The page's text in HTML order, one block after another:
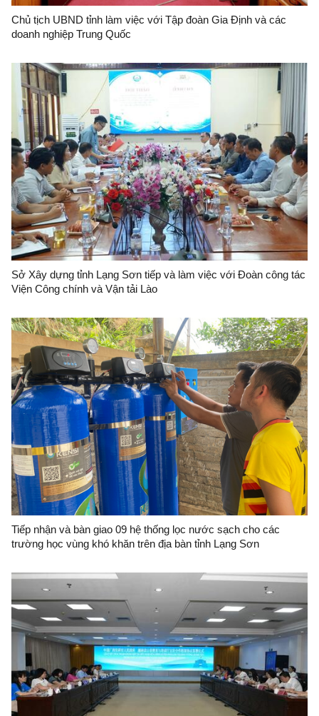
Chủ tịch UBND tỉnh làm việc với Tập đoàn Gia Định và các
doanh nghiệp Trung Quốc
Sở Xây dựng tỉnh Lạng Sơn tiếp và làm việc với Đoàn công tác
Viện Công chính và Vận tải Lào
Tiếp nhận và bàn giao 09 hệ thống lọc nước sạch cho các
trường học vùng khó khăn trên địa bàn tỉnh Lạng Sơn